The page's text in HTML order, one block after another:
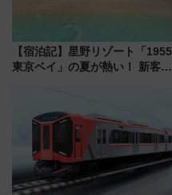
【宿泊記】星野リゾート「1955
東京ベイ」の夏が熱い！ 新客室
を満喫（千葉県浦安市）